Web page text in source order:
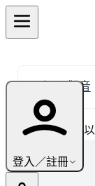
登入／註冊
← 返回觀音
此建案已完銷，